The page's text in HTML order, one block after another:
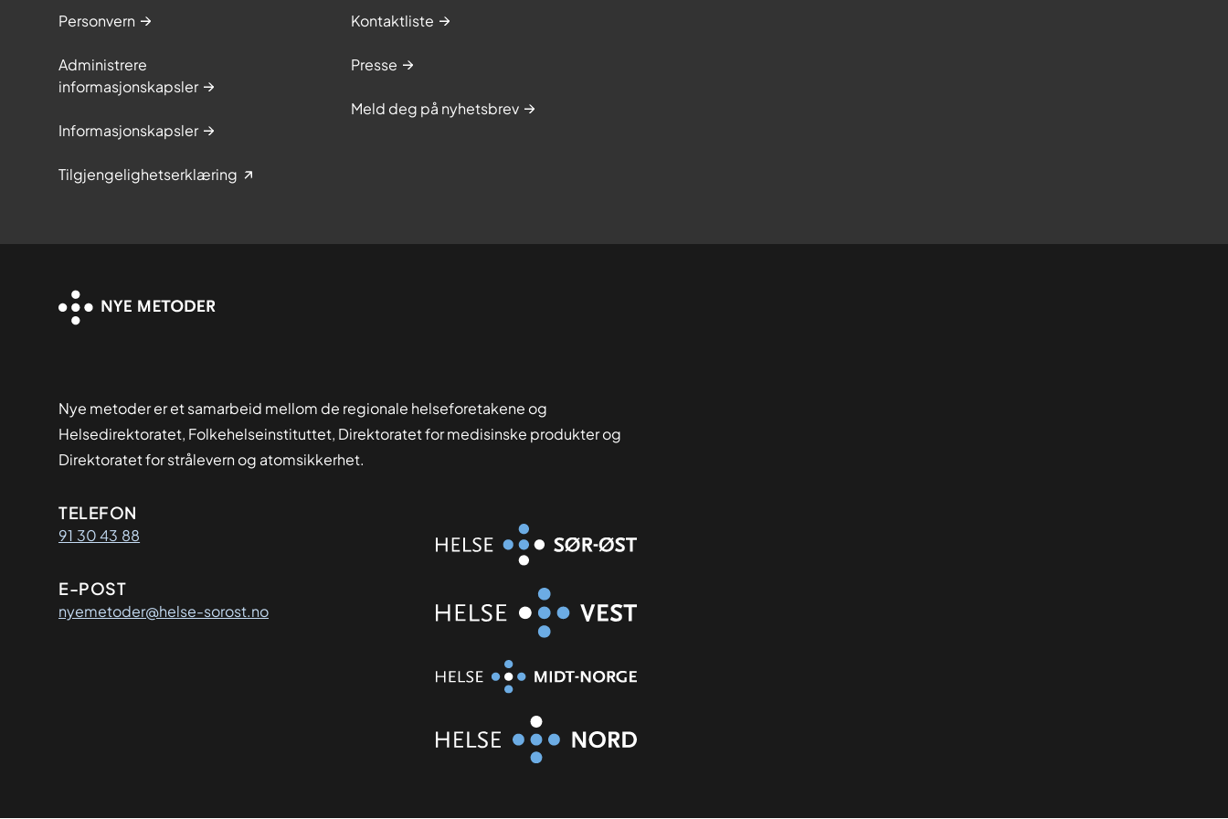
Personvern
Administrere
informasjonskapsler
Informasjonskapsler
Tilgjengelighetserklæring
Kontaktliste
Presse
Meld deg på nyhetsbrev
Nye metoder er et samarbeid mellom de regionale helseforetakene og
Helsedirektoratet, Folkehelseinstituttet, Direktoratet for medisinske produkter og
Direktoratet for strålevern og atomsikkerhet.
Kontaktinformasjon
TELEFON
91 30 43 88
E-POST
nyemetoder@helse-sorost.no
Organisasjon